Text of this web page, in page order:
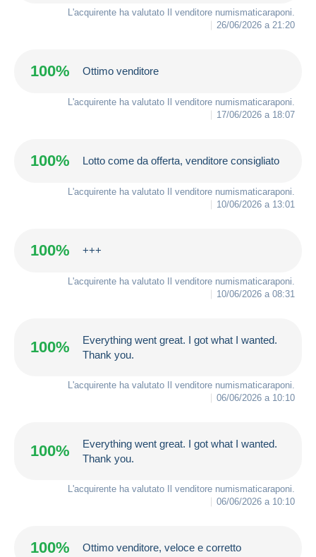
L'acquirente ha valutato Il venditore numismaticaraponi
26/06/2026 a 21:20
100% Ottimo venditore
L'acquirente ha valutato Il venditore numismaticaraponi
17/06/2026 a 18:07
100% Lotto come da offerta, venditore consigliato
L'acquirente ha valutato Il venditore numismaticaraponi
10/06/2026 a 13:01
100% +++
L'acquirente ha valutato Il venditore numismaticaraponi
10/06/2026 a 08:31
100%
Everything went great. I got what I wanted.
Thank you.
L'acquirente ha valutato Il venditore numismaticaraponi
06/06/2026 a 10:10
100%
Everything went great. I got what I wanted.
Thank you.
L'acquirente ha valutato Il venditore numismaticaraponi
06/06/2026 a 10:10
100% Ottimo venditore, veloce e corretto